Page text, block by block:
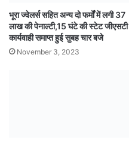
भूरा ज्वेलर्स सहित अन्य दो फर्मों में लगी 37
लाख की पेनाल्टी,15 घंटे की स्टेट जीएसटी
कार्यवाही समाप्त हुई सुबह चार बजे
November 3, 2023